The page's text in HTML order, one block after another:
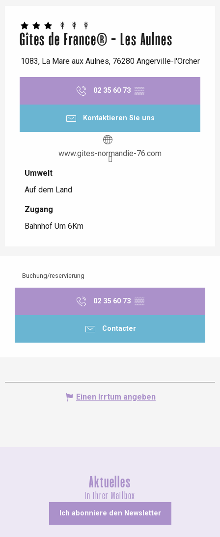
Gîtes de France® - Les Aulnes
1083, La Mare aux Aulnes, 76280 Angerville-l'Orcher
02 35 60 73 ▒▒
Kontaktieren Sie uns
www.gites-normandie-76.com
Umwelt
Umwelt
Auf dem Land
Zugang
Zugang
Bahnhof Um 6Km
Buchung/reservierung
02 35 60 73 ▒▒
Contacter
Einen Irrtum angeben
Aktuelles
In Ihrer Mailbox
Ich abonniere den Newsletter